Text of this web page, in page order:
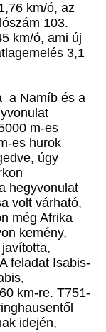
km/ó, az
103.
km/ó, ami új
3,1
a Namíb és a
m-es
es hurok
úgy
hegyvonulat
volt várható,
még Afrika
kemény,
feladat Isabis-
km-re. T751-
idején,